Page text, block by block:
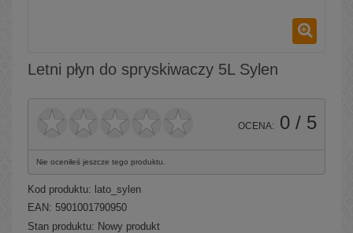
Letni płyn do spryskiwaczy 5L Sylen
OCENA: 0 / 5
Nie oceniłeś jeszcze tego produktu.
Kod produktu: lato_sylen
EAN: 5901001790950
Stan produktu: Nowy produkt